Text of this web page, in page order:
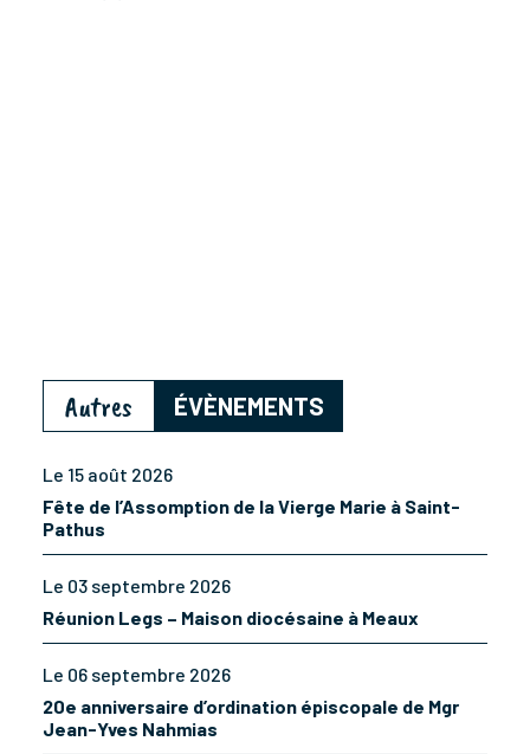
Autres ÉVÈNEMENTS
Le 15 août 2026
Fête de l’Assomption de la Vierge Marie à Saint-
Pathus
Le 03 septembre 2026
Réunion Legs – Maison diocésaine à Meaux
Le 06 septembre 2026
20e anniversaire d’ordination épiscopale de Mgr
Jean-Yves Nahmias